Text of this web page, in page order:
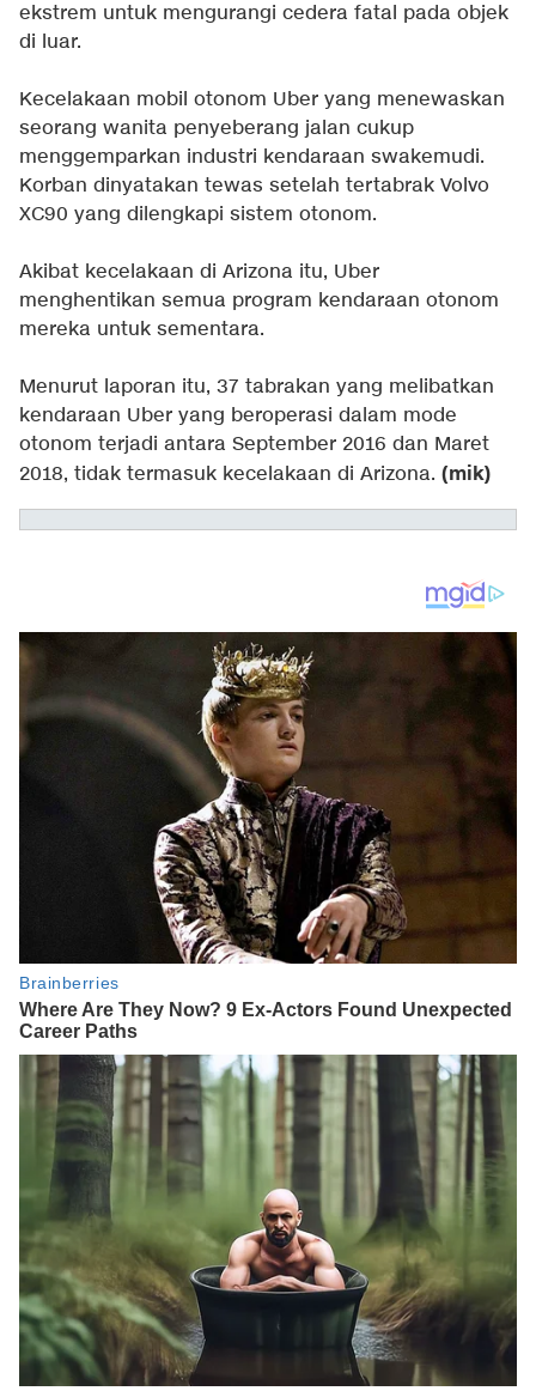
ekstrem untuk mengurangi cedera fatal pada objek
di luar.
Kecelakaan mobil otonom Uber yang menewaskan
seorang wanita penyeberang jalan cukup
menggemparkan industri kendaraan swakemudi.
Korban dinyatakan tewas setelah tertabrak Volvo
XC90 yang dilengkapi sistem otonom.
Akibat kecelakaan di Arizona itu, Uber
menghentikan semua program kendaraan otonom
mereka untuk sementara.
Menurut laporan itu, 37 tabrakan yang melibatkan
kendaraan Uber yang beroperasi dalam mode
otonom terjadi antara September 2016 dan Maret
2018, tidak termasuk kecelakaan di Arizona. (mik)